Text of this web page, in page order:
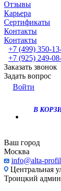
Отзывы
Карьера
Сертификаты
Контакты
Контакты
+7 (499) 350-
+7 (925) 249-
Заказать звонок
Задать вопрос
Войти
В
Ваш город
Москва
info@alta-
Центральная
Троицкий